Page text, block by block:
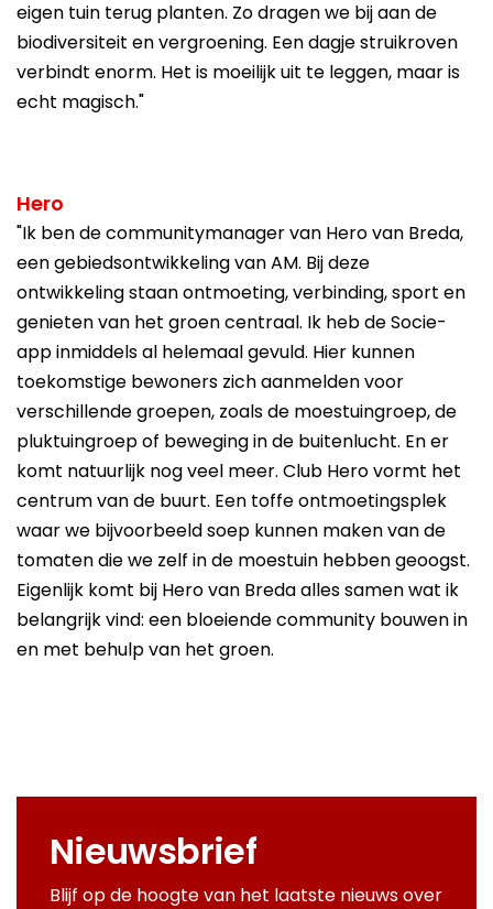
eigen tuin terug planten. Zo dragen we bij aan de
biodiversiteit en vergroening. Een dagje struikroven
verbindt enorm. Het is moeilijk uit te leggen, maar is
echt magisch."
Hero
"Ik ben de communitymanager van Hero van Breda,
een gebiedsontwikkeling van AM. Bij deze
ontwikkeling staan ontmoeting, verbinding, sport en
genieten van het groen centraal. Ik heb de Socie-
app inmiddels al helemaal gevuld. Hier kunnen
toekomstige bewoners zich aanmelden voor
verschillende groepen, zoals de moestuingroep, de
pluktuingroep of beweging in de buitenlucht. En er
komt natuurlijk nog veel meer. Club Hero vormt het
centrum van de buurt. Een toffe ontmoetingsplek
waar we bijvoorbeeld soep kunnen maken van de
tomaten die we zelf in de moestuin hebben geoogst.
Eigenlijk komt bij Hero van Breda alles samen wat ik
belangrijk vind: een bloeiende community bouwen in
en met behulp van het groen.
Nieuwsbrief
Blijf op de hoogte van het laatste nieuws over